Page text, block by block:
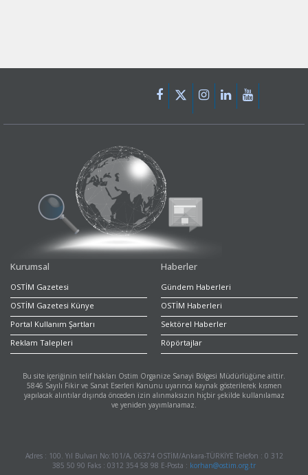
Kurumsal
OSTİM Gazetesi
OSTİM Gazetesi Künye
Portal Kullanım Şartları
Reklam Talepleri
Haberler
Gündem Haberleri
OSTİM Haberleri
Sektörel Haberler
Röpörtajlar
Bu site içeriğinin telif hakları Ostim Organize Sanayi Bölgesi Müdürlüğüne aittir.
5846 Sayılı Fikir ve Sanat Eserleri Kanunu uyarınca kaynak gösterilerek kısmen
yapılacak alıntılar dışında önceden izin alınmaksızın hiçbir şekilde kullanılamaz
ve yeniden yayımlanamaz.
Adres : 100. Yıl Bulvarı No:101/A, 06374 OSTİM/Ankara-TÜRKİYE Telefon : 0 312
385 50 90 Faks : 0312 354 58 98 E-Posta : korhan@ostim.org.tr